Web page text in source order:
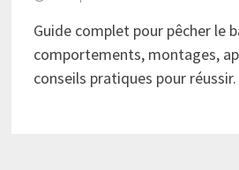
Guide complet pour pêcher le
comportements, montages,
conseils pratiques pour réussir.